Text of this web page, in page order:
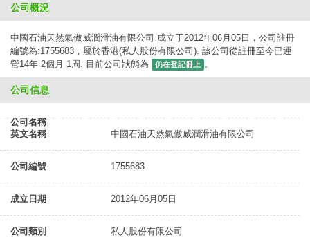
公司概況
中國石油天然氣傲威潤滑油有限公司 成立于2012年06月05日，公司註冊
編號為:1755683，屬於香港(私人股份有限公司). 該公司從註冊至今已運
營14年 2個月 1周. 目前公司狀態為
仍在登記冊上 。
公司信息
公司名稱
英文名稱
中國石油天然氣傲威潤滑油有限公司
公司編號 1755683
成立日期 2012年06月05日
公司類別 私人股份有限公司